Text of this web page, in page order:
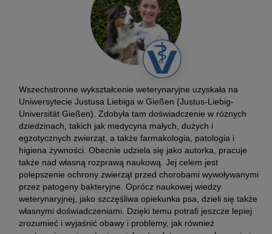
Wszechstronne wykształcenie weterynaryjne uzyskała na
Uniwersytecie Justusa Liebiga w Gießen (Justus-Liebig-
Universität Gießen). Zdobyła tam doświadczenie w różnych
dziedzinach, takich jak medycyna małych, dużych i
egzotycznych zwierząt, a także farmakologia, patologia i
higiena żywności. Obecnie udziela się jako autorka, pracuje
także nad własną rozprawą naukową. Jej celem jest
polepszenie ochrony zwierząt przed chorobami wywoływanymi
przez patogeny bakteryjne. Oprócz naukowej wiedzy
weterynaryjnej, jako szczęśliwa opiekunka psa, dzieli się także
własnymi doświadczeniami. Dzięki temu potrafi jeszcze lepiej
zrozumieć i wyjaśnić obawy i problemy, jak również